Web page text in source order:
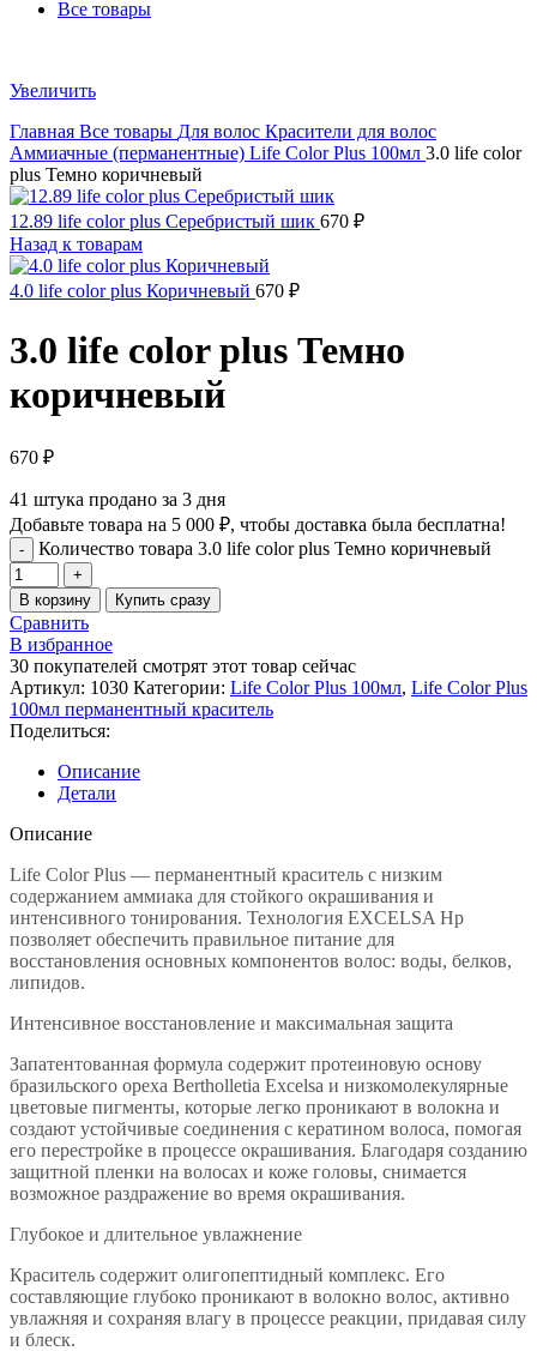
Все товары
Увеличить
Главная Все товары Для волос Красители для волос
Аммиачные (перманентные) Life Color Plus 100мл 3.0 life color
plus Темно коричневый
12.89 life color plus Серебристый шик 670 ₽
Назад к товарам
4.0 life color plus Коричневый 670 ₽
3.0 life color plus Темно
коричневый
670 ₽
41 штука продано за 3 дня
Добавьте товара на 5 000 ₽, чтобы доставка была бесплатна!
Количество товара 3.0 life color plus Темно коричневый
В корзину Купить сразу
Сравнить
В избранное
30 покупателей смотрят этот товар сейчас
Артикул: 1030 Категории: Life Color Plus 100мл, Life Color Plus
100мл перманентный краситель
Поделиться:
Описание
Детали
Описание
Life Color Plus — перманентный краситель с низким
содержанием аммиака для стойкого окрашивания и
интенсивного тонирования. Технология EXCELSA Hp
позволяет обеспечить правильное питание для
восстановления основных компонентов волос: воды, белков,
липидов.
Интенсивное восстановление и максимальная защита
Запатентованная формула содержит протеиновую основу
бразильского ореха Bertholletia Excelsa и низкомолекулярные
цветовые пигменты, которые легко проникают в волокна и
создают устойчивые соединения с кератином волоса, помогая
его перестройке в процессе окрашивания. Благодаря созданию
защитной пленки на волосах и коже головы, снимается
возможное раздражение во время окрашивания.
Глубокое и длительное увлажнение
Краситель содержит олигопептидный комплекс. Его
составляющие глубоко проникают в волокно волос, активно
увлажняя и сохраняя влагу в процессе реакции, придавая силу
и блеск.